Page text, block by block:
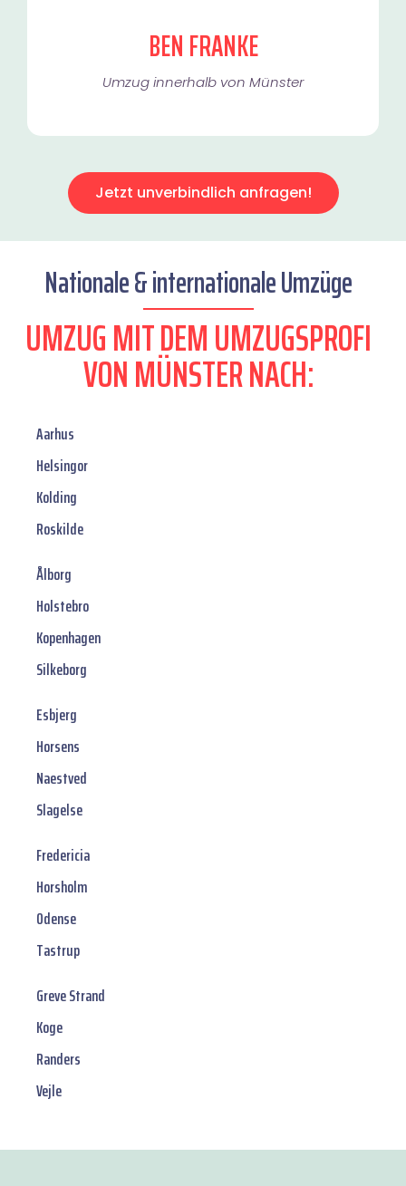
BEN FRANKE
Umzug innerhalb von Münster​
Jetzt unverbindlich anfragen!
Nationale & internationale Umzüge
UMZUG MIT DEM UMZUGSPROFI
VON MÜNSTER NACH:
Aarhus
Helsingor
Kolding
Roskilde
Ålborg
Holstebro
Kopenhagen
Silkeborg
Esbjerg
Horsens
Naestved
Slagelse
Fredericia
Horsholm
Odense
Tastrup
Greve Strand
Koge
Randers
Vejle